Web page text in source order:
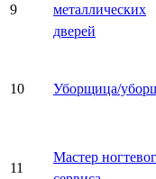
9
металлических
дверей
10 Уборщица/
11
Мастер